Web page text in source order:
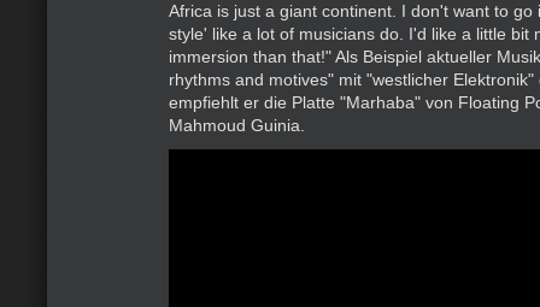
Africa is just a giant continent. I don't want to go
style' like a lot of musicians do. I'd like a little bit
immersion than that!" Als Beispiel aktueller
rhythms and motives" mit "westlicher
empfiehlt er die Platte "Marhaba" von Floating
Mahmoud Guinia.